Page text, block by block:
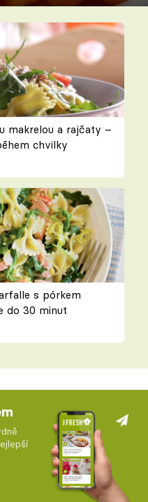
makrelou a rajčaty –
chvilky
s pórkem
do 30 minut